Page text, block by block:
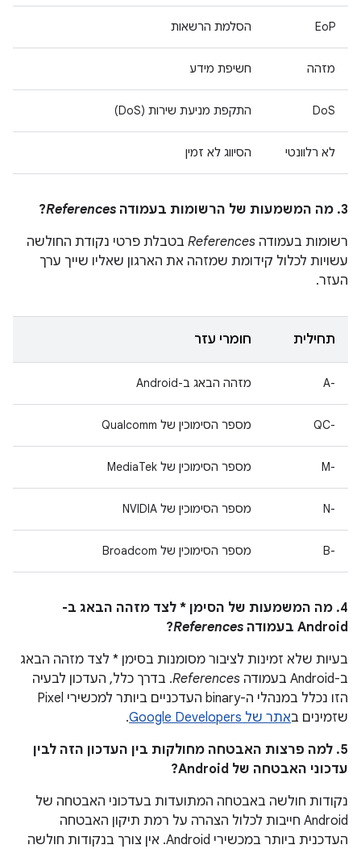
EoP הסלמת הרשאות
מזהה חשיפת מידע
DoS התקפת מניעת שירות (DoS)
לא רלוונטי הסיווג לא זמין
3. מה המשמעות של הרשומות בעמודה References
?
רשומות בעמודה References בטבלת פרטי נקודת החולשה
עשויות לכלול קידומת שמזהה את הארגון שאליו שייך ערך
העזר.
תחילית חומרי עזר
A-‎ מזהה הבאג ב-Android
QC-‎ מספר הסימוכין של Qualcomm
M-‎ מספר הסימוכין של MediaTek
N-‎ מספר הסימוכין של NVIDIA
B-‎ מספר הסימוכין של Broadcom
4. מה המשמעות של הסימן * לצד מזהה הבאג ב-
Android בעמודה
References
?
בעיות שלא זמינות לציבור מסומנות בסימן * לצד מזהה הבאג
ב-Android בעמודה
References. בדרך כלל, העדכון לבעיה
הזו נכלל במנהלי ה-binary העדכניים ביותר למכשירי Pixel
שזמינים באתר של Google Developers
.
5. למה פרצות האבטחה מחולקות בין העדכון הזה לבין
עדכוני האבטחה של Android?
נקודות חולשה באבטחה המתועדות בעדכוני האבטחה של
Android חייבות לכלול הצהרה על רמת תיקון האבטחה
העדכנית ביותר במכשירי Android. אין צורך בנקודות חולשה